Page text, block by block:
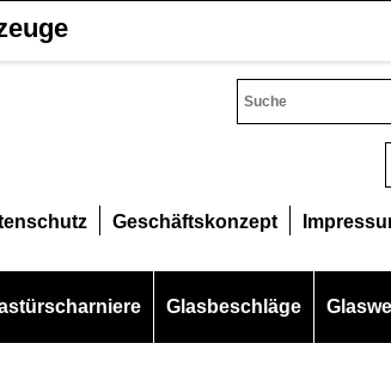
Geschäftskonzept
Glasbeschläge